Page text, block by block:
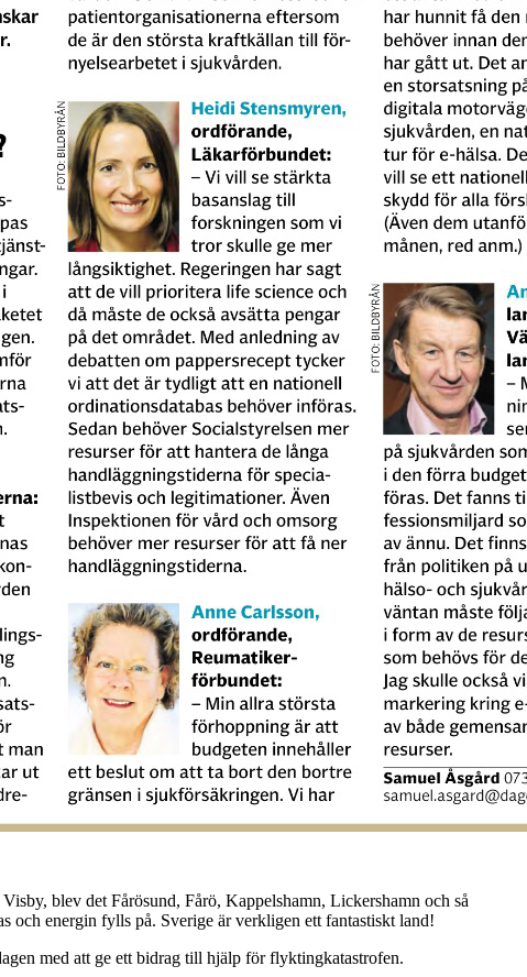
blev det Fårösund, Fårö, Kappelshamn, Lickershamn och så
energin fylls på. Sverige är verkligen ett fantastiskt land!
med att ge ett bidrag till hjälp för flyktingkatastrofen.